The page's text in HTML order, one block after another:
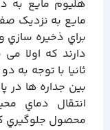
هلیوم مایع به
مایع به نزدیک
براي ذخیره سازي
دارند که اولا
ثانیا با توجه به
بین جداره ها در
انتقال دماي
محصول جلوگیري